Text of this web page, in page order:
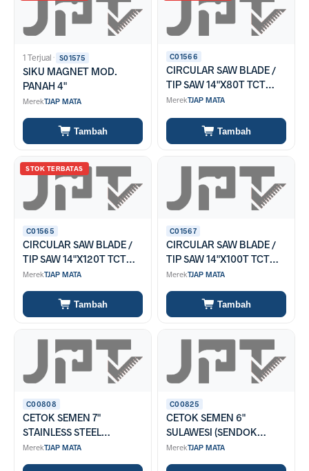
1 Terjual· S01575
SIKU MAGNET MOD.
PANAH 4"
MerekTJAP MATA
Tambah
C01566
CIRCULAR SAW BLADE /
TIP SAW 14"X80T TCT
AS/Solid
MerekTJAP MATA
Tambah
STOK TERBATAS
C01565
CIRCULAR SAW BLADE /
TIP SAW 14"X120T TCT
F/Aluminium
MerekTJAP MATA
Tambah
C01567
CIRCULAR SAW BLADE /
TIP SAW 14"X100T TCT
AS/Solid
MerekTJAP MATA
Tambah
C00808
CETOK SEMEN 7"
STAINLESS STEEL
SULAWESI (SENDOK
SEMEN)
MerekTJAP MATA
C00825
CETOK SEMEN 6"
SULAWESI (SENDOK
SEMEN)
MerekTJAP MATA